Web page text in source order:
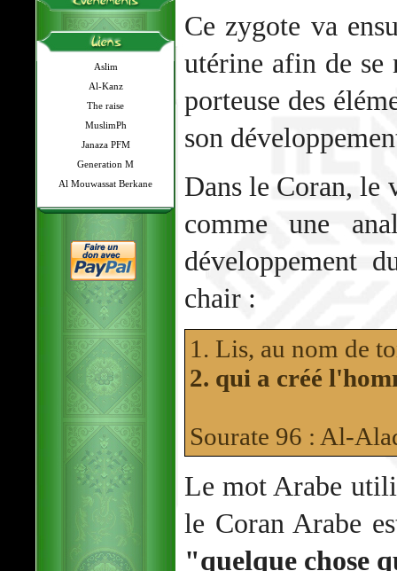
Aslim
Al-Kanz
The raise
MuslimPh
Janaza PFM
Generation M
Al Mouwassat Berkane
Ce zygote va
utérine afin de se
porteuse des
son
Dans le Coran, le
comme une
développement
chair :
1. Lis, au nom de
2. qui a créé
Sourate 96 : Al-
Le mot Arabe
le Coran Arabe
"quelque chose